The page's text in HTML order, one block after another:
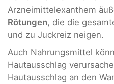
Arzneimittelexanthem
Rötungen, die die
und zu Juckreiz neigen.
Auch Nahrungsmittel
Hautausschlag
Hautausschlag an den